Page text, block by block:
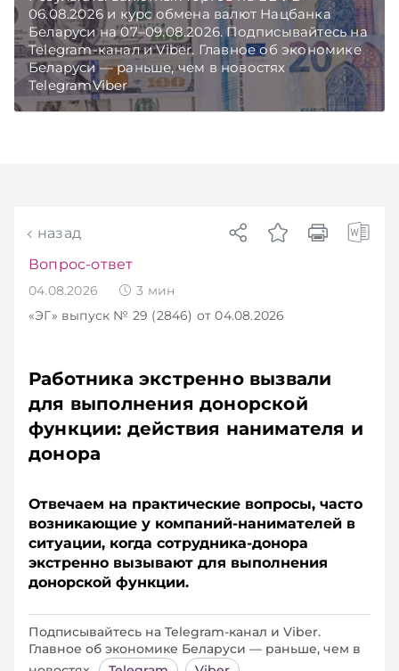
06.08.2026 и курс обмена валют Нацбанка
Беларуси на 07–09.08.2026. Подписывайтесь на
Telegram‑канал и Viber. Главное об экономике
Беларуси — раньше, чем в новостях
TelegramViber
назад
Вопрос-ответ
04.08.2026 3 мин
«ЭГ» выпуск № 29 (2846) от 04.08.2026
Работника экстренно вызвали
для выполнения донорской
функции: действия нанимателя и
донора
Отвечаем на практические вопросы, часто
возникающие у компаний-­нанимателей в
ситуации, когда сотрудника-­донора
экстренно вызывают для выполнения
донорской функции.
Подписывайтесь на Telegram‑канал и Viber.
Главное об экономике Беларуси — раньше, чем в